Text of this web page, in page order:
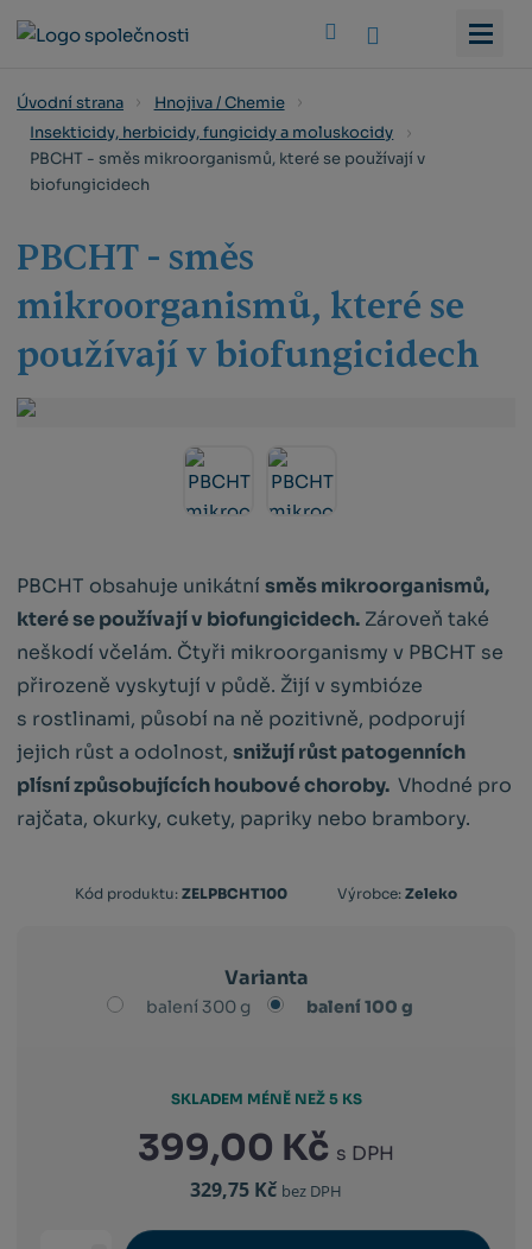
Úvodní strana
Hnojiva / Chemie
Insekticidy, herbicidy, fungicidy a moluskocidy
PBCHT - směs mikroorganismů, které se používají v
biofungicidech
PBCHT - směs
mikroorganismů, které se
používají v biofungicidech
PBCHT obsahuje unikátnísměs mikroorganismů,
které se používají v biofungicidech. Zároveň také
neškodí včelám. Čtyři mikroorganismy v PBCHT se
přirozeně vyskytují v půdě. Žijí v symbióze
s rostlinami, působí na ně pozitivně, podporují
jejich růst a odolnost,snižují růst patogenních
plísní způsobujících houbové choroby. Vhodné pro
rajčata, okurky, cukety, papriky nebo brambory.
Kód produktu: ZELPBCHT100
KódVýrobce:Zeleko
Varianta
balení 300 g balení 100 g
399,00 Kč s DPH
329,75 Kč bez DPH
SKLADEM MÉNĚ NEŽ 5 KS